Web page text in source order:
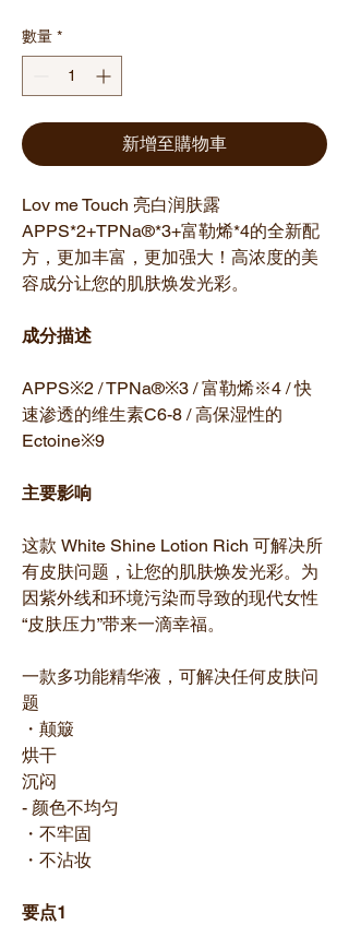
數量 *
新增至購物車
Lov me Touch 亮白润肤露
APPS*2+TPNa®*3+富勒烯*4的全新配
方，更加丰富，更加强大！高浓度的美
容成分让您的肌肤焕发光彩。
成分描述
APPS※2 / TPNa®※3 / 富勒烯※4 / 快
速渗透的维生素C6-8 / 高保湿性的
Ectoine※9
主要影响
这款 White Shine Lotion Rich 可解决所
有皮肤问题，让您的肌肤焕发光彩。为
因紫外线和环境污染而导致的现代女性
“皮肤压力”带来一滴幸福。
一款多功能精华液，可解决任何皮肤问
题
・颠簸
烘干
沉闷
- 颜色不均匀
・不牢固
・不沾妆
要点1